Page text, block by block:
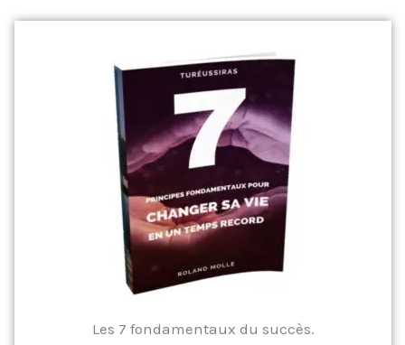
Les 7 fondamentaux du succès.